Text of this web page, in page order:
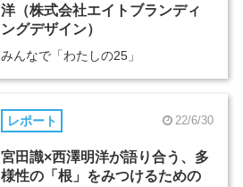
洋（株式会社エイトブランディ
ングデザイン）
みんなで「わたしの25」
レポート 22/6/30
宮田識×西澤明洋が語り合う、多
様性の「根」をみつけるための